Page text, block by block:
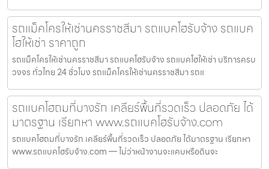
รถแม็คโครให้เช่านครราชสีมา รถแบคโฮรับจ้าง รถแบค
โฮให้เช่า ราคาถูก
รถแม็คโครให้เช่านครราชสีมา รถแบคโฮรับจ้าง รถแบคโฮให้เช่า บริการครบ
วงจร ทั่วไทย 24 ชั่วโมง รถแม็คโครให้เช่านครราชสีมา รถแ
รถแบคโฮถมที่บางรัก เคลียร์พื้นที่รวดเร็ว ปลอดภัย ได้
มาตรฐาน เรียกหา www.รถแบคโฮรับจ้าง.com
รถแบคโฮถมที่บางรัก เคลียร์พื้นที่รวดเร็ว ปลอดภัย ได้มาตรฐาน เรียกหา
www.รถแบคโฮรับจ้าง.com — ไม่ว่าหน้างานจะแคบหรือดินจะ